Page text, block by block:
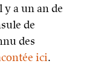
y a un an de
de
des
ici.